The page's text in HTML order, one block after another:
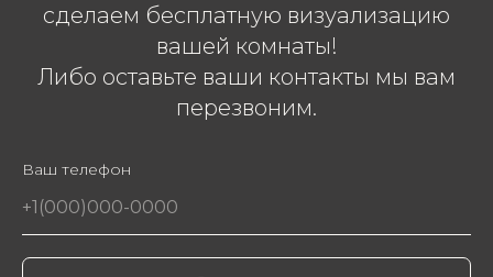
сделаем бесплатную визуализацию
вашей комнаты!
Либо оставьте ваши контакты мы вам
перезвоним.
Ваш телефон